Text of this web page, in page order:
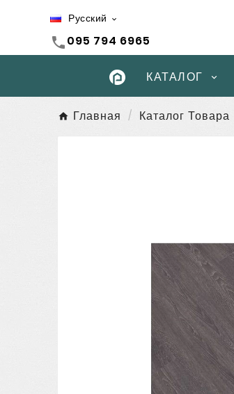
Русский 
call095 794 6965
КАТАЛОГ
Главная Каталог Товара